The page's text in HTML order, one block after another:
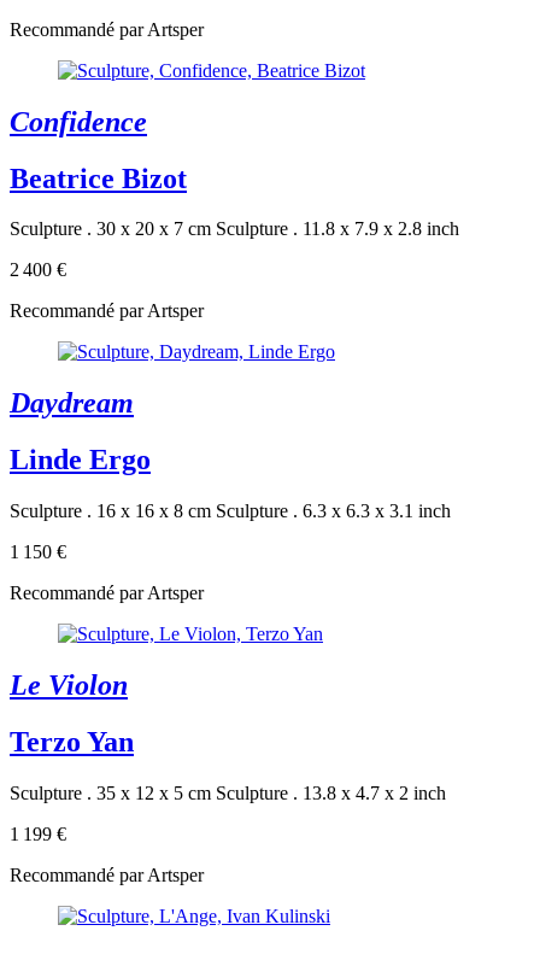
Recommandé par Artsper
Confidence
Beatrice Bizot
Sculpture . 30 x 20 x 7 cm Sculpture . 11.8 x 7.9 x 2.8 inch
2 400 €
Recommandé par Artsper
Daydream
Linde Ergo
Sculpture . 16 x 16 x 8 cm Sculpture . 6.3 x 6.3 x 3.1 inch
1 150 €
Recommandé par Artsper
Le Violon
Terzo Yan
Sculpture . 35 x 12 x 5 cm Sculpture . 13.8 x 4.7 x 2 inch
1 199 €
Recommandé par Artsper